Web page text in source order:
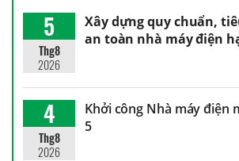
5
Thg8
2026
Xây dựng quy chuẩn,
an toàn nhà máy điện
4
Thg8
2026
Khởi công Nhà máy điện
5